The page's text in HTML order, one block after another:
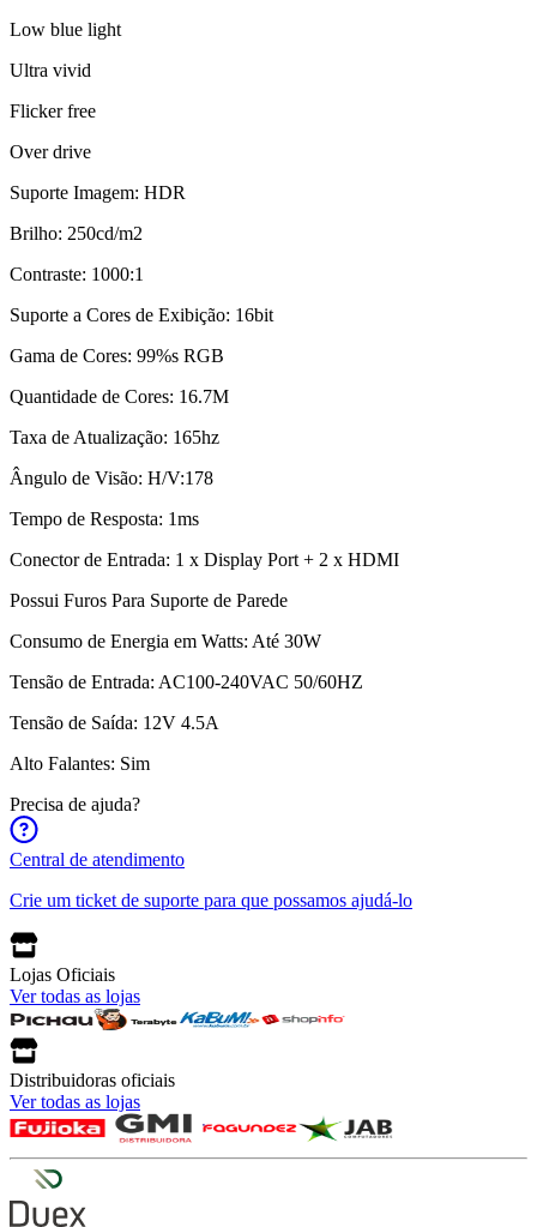
Low blue light
Ultra vivid
Flicker free
Over drive
Suporte Imagem: HDR
Brilho: 250cd/m2
Contraste: 1000:1
Suporte a Cores de Exibição: 16bit
Gama de Cores: 99%s RGB
Quantidade de Cores: 16.7M
Taxa de Atualização: 165hz
Ângulo de Visão: H/V:178
Tempo de Resposta: 1ms
Conector de Entrada: 1 x Display Port + 2 x HDMI
Possui Furos Para Suporte de Parede
Consumo de Energia em Watts: Até 30W
Tensão de Entrada: AC100-240VAC 50/60HZ
Tensão de Saída: 12V 4.5A
Alto Falantes: Sim
Precisa de ajuda?
Central de atendimento
Crie um ticket de suporte para que possamos ajudá-lo
Lojas Oficiais
Ver todas as lojas
Distribuidoras oficiais
Ver todas as lojas